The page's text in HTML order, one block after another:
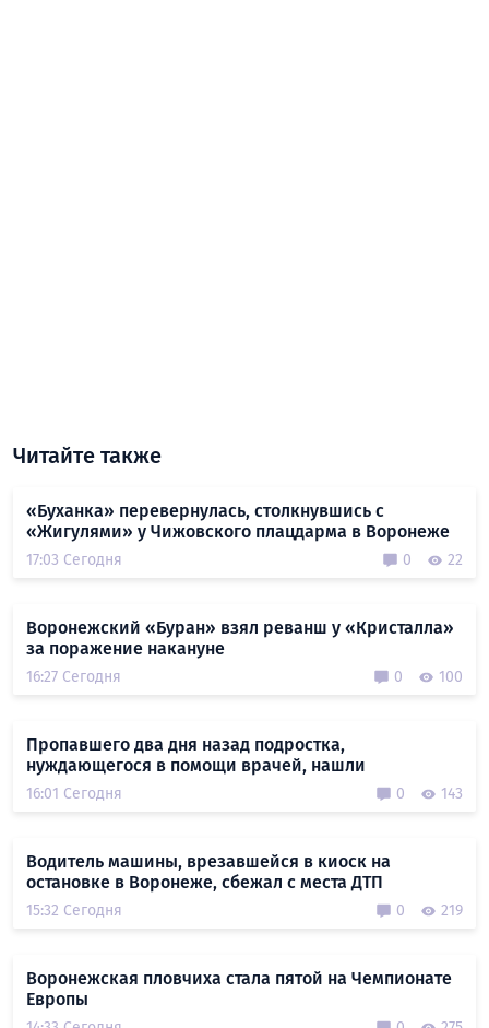
Читайте также
«Буханка» перевернулась, столкнувшись с
«Жигулями» у Чижовского плацдарма в Воронеже
17:03 Сегодня 0 22
Воронежский «Буран» взял реванш у «Кристалла»
за поражение накануне
16:27 Сегодня 0 100
Пропавшего два дня назад подростка,
нуждающегося в помощи врачей, нашли
16:01 Сегодня 0 143
Водитель машины, врезавшейся в киоск на
остановке в Воронеже, сбежал с места ДТП
15:32 Сегодня 0 219
Воронежская пловчиха стала пятой на Чемпионате
Европы